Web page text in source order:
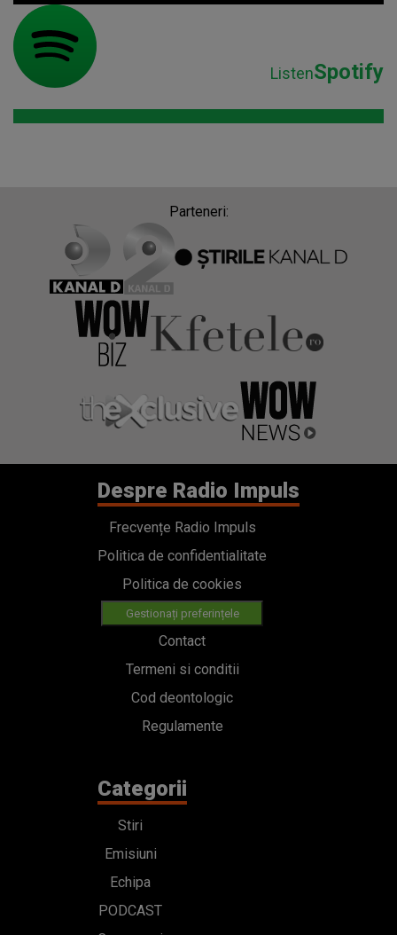
ListenSpotify
Parteneri:
Despre Radio Impuls
Frecvențe Radio Impuls
Politica de confidentialitate
Politica de cookies
Gestionați preferințele
Contact
Termeni si conditii
Cod deontologic
Regulamente
Categorii
Stiri
Emisiuni
Echipa
PODCAST